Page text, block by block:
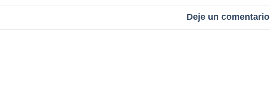
Deje un comentario